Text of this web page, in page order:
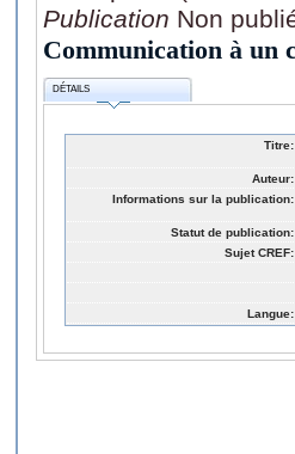
Publication Non
Communication à un
DÉTAILS
Titre:
Auteur:
Informations sur la publication:
Statut de publication:
Sujet CREF:
Langue: